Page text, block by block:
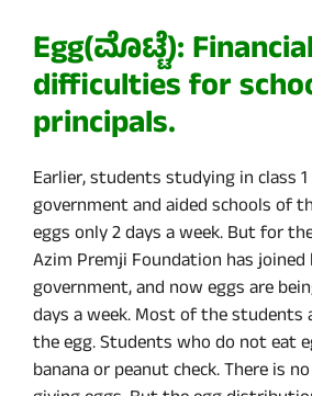
Egg(ಮೊಟ್ಟೆ): Financial
difficulties for
principals.
Earlier, students studying in class
government and aided schools of
eggs only 2 days a week. But for
Azim Premji Foundation has
government, and now eggs are
days a week. Most of the students
the egg. Students who do not eat
banana or peanut check. There is